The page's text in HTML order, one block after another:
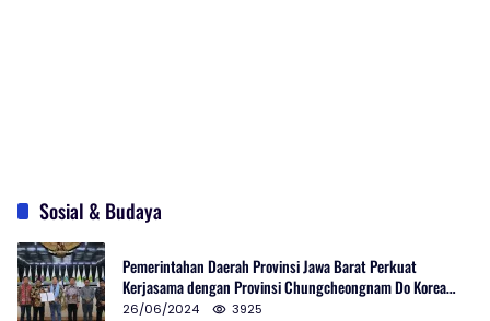
Sosial & Budaya
Pemerintahan Daerah Provinsi Jawa Barat Perkuat
Kerjasama dengan Provinsi Chungcheongnam Do Korea
Selatan
26/06/2024 3925